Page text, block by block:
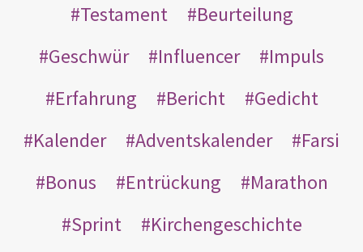
Testament
Beurteilung
Geschwür
Influencer
Impuls
Erfahrung
Bericht
Gedicht
Kalender
Adventskalender
Farsi
Bonus
Entrückung
Marathon
Sprint
Kirchengeschichte